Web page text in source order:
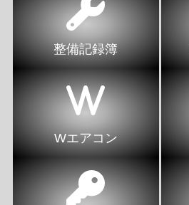
整備記録簿
Wエアコン